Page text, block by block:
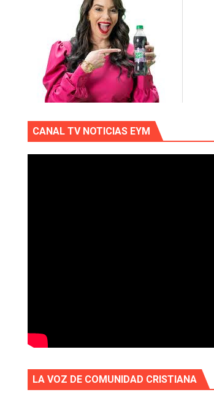
CANAL TV NOTICIAS EYM
LA VOZ DE COMUNIDAD CRISTIANA